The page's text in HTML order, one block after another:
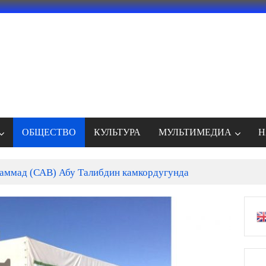
ОБЩЕСТВО КУЛЬТУРА МУЛЬТИМЕДИА
(САВ) Абу Талибдин камкордугунда